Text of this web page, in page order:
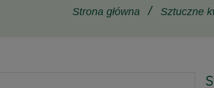
/ Sztuczne